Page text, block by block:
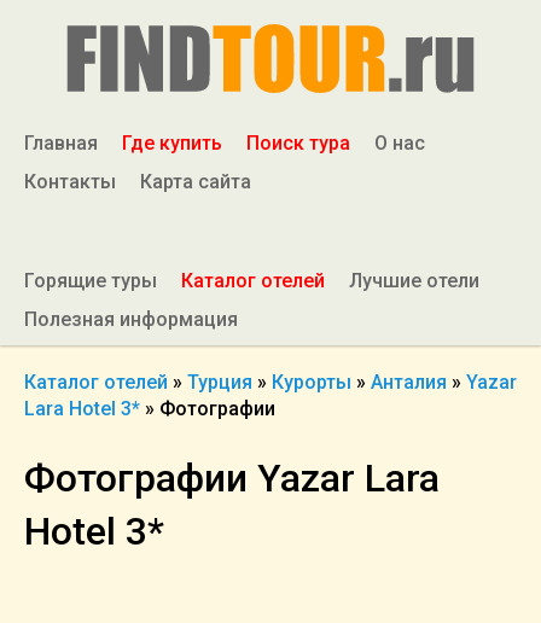
Главная Где купить Поиск тура
О нас
Контакты
Карта сайта
Горящие туры Каталог отелей
Лучшие отели
Полезная информация
Каталог отелей » Турция » Курорты » Анталия » Yazar
Lara Hotel 3* » Фотографии
Фотографии Yazar Lara
Hotel 3*